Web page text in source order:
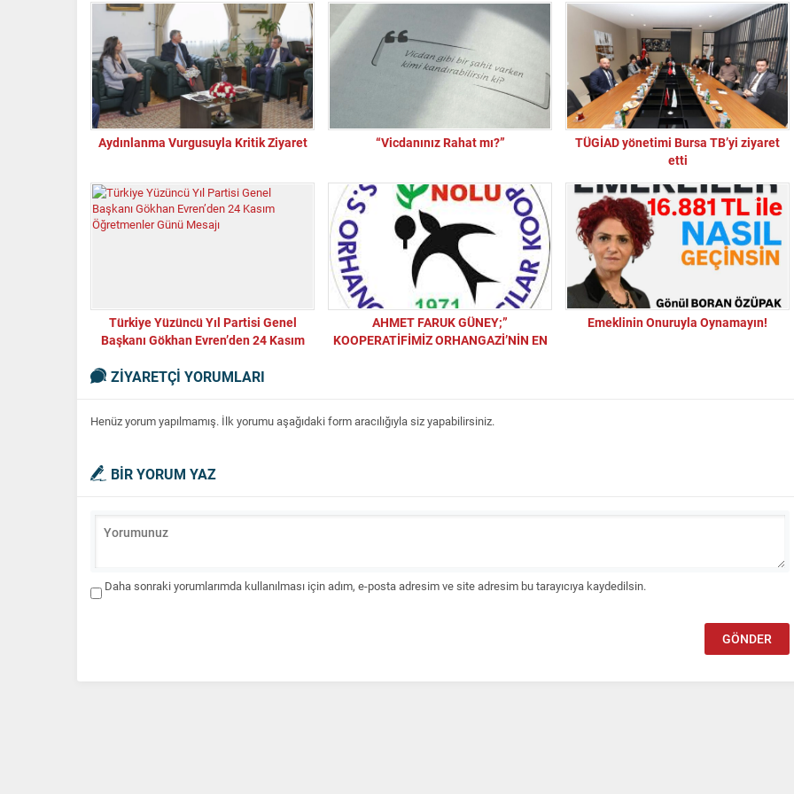
Aydınlanma Vurgusuyla Kritik Ziyaret “Vicdanınız Rahat mı?”
TÜGİAD yönetimi Bursa TB’yi ziyaret
etti
Türkiye Yüzüncü Yıl Partisi Genel
Başkanı Gökhan Evren’den 24 Kasım
AHMET FARUK GÜNEY;”
KOOPERATİFİMİZ ORHANGAZİ’NİN EN
Emeklinin Onuruyla Oynamayın!
ZİYARETÇİ YORUMLARI
Henüz yorum yapılmamış. İlk yorumu aşağıdaki form aracılığıyla siz yapabilirsiniz.
BİR YORUM YAZ
Daha sonraki yorumlarımda kullanılması için adım, e-posta adresim ve site adresim bu tarayıcıya kaydedilsin.